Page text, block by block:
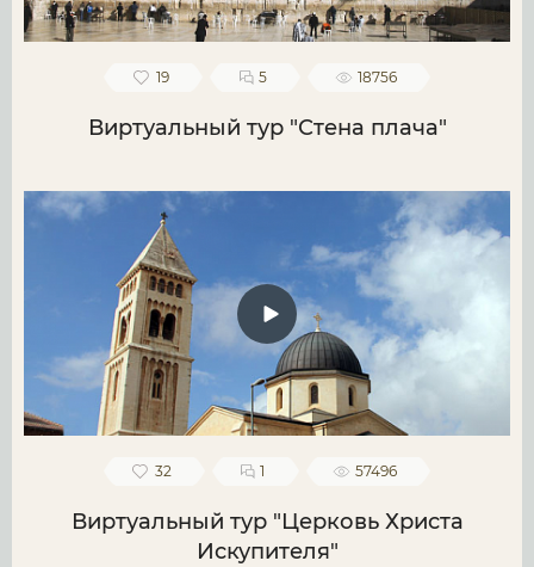
19 5 18756
Виртуальный тур "Стена плача"
32 1 57496
Виртуальный тур "Церковь Христа
Искупителя"